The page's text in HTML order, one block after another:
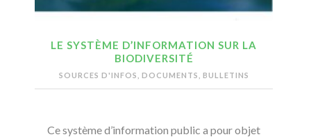
LE SYSTÈME D’INFORMATION SUR LA
BIODIVERSITÉ
SOURCES D'INFOS, DOCUMENTS, BULLETINS
Ce système d’information public a pour objet